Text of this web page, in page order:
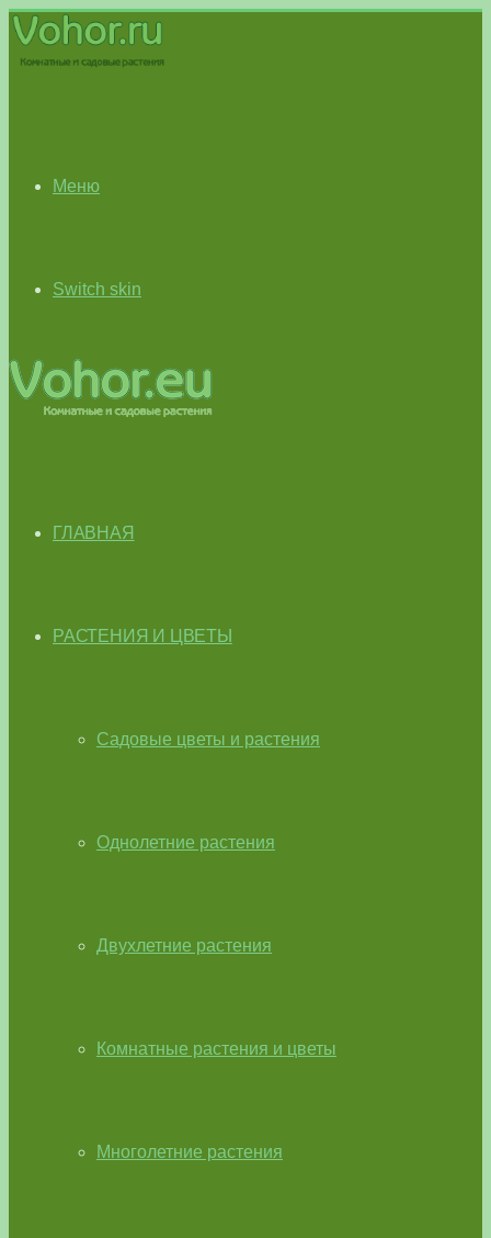
Меню
Switch skin
ГЛАВНАЯ
РАСТЕНИЯ И ЦВЕТЫ
Садовые цветы и растения
Однолетние растения
Двухлетние растения
Комнатные растения и цветы
Многолетние растения